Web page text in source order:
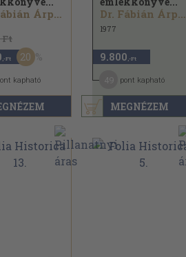
Dr. Fábián Árpád...
Ft
,-Ft 20
kapható
MEGNÉZEM
Dr. Fábián Árpád...
1977
9.800 ,-Ft
pont kapható